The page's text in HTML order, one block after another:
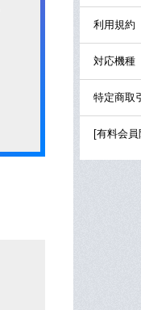
利用規約
対応機種
特定商取
[有料会